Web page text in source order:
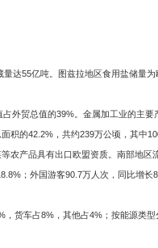
达55亿吨。图兹拉地区食用盐储量
外贸总值的39%。金属加工业的主要
积的42.2%，共约239万公顷，其中
农产品具有出口欧盟资质。南部地区
；外国游客90.7万人次，同比增
货车占8%，其他占4%；按能源类